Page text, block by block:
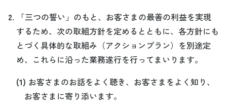
2.
「三つの誓い」のもと、お客さまの最善の利益を実現
するため、次の取組方針を定めるとともに、各方針にも
とづく具体的な取組み（アクションプラン）を別途定
め、これらに沿った業務遂行を行ってまいります。
(1) お客さまのお話をよく聴き、お客さまをよく知り、
お客さまに寄り添います。